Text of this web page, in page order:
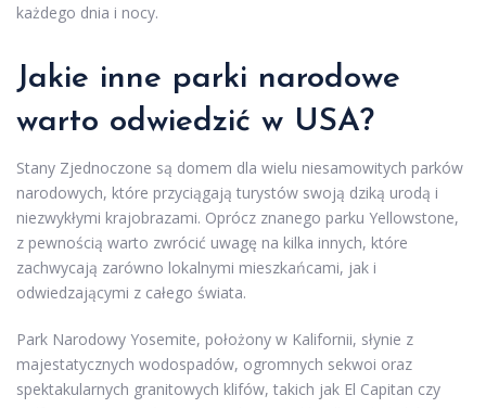
każdego dnia i nocy.
Jakie inne parki narodowe
warto odwiedzić w USA?
Stany Zjednoczone są domem dla wielu niesamowitych parków
narodowych, które przyciągają turystów swoją dziką urodą i
niezwykłymi krajobrazami. Oprócz znanego parku Yellowstone,
z pewnością warto zwrócić uwagę na kilka innych, które
zachwycają zarówno lokalnymi mieszkańcami, jak i
odwiedzającymi z całego świata.
Park Narodowy Yosemite, położony w Kalifornii, słynie z
majestatycznych wodospadów, ogromnych sekwoi oraz
spektakularnych granitowych klifów, takich jak El Capitan czy